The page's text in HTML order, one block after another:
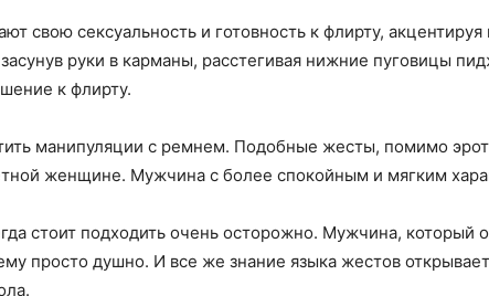
свою сексуальность и готовность к флирту,
руки в карманы, расстегивая нижние пуговицы
к флирту.
манипуляции с ремнем. Подобные жесты, помимо
женщине. Мужчина с более спокойным и мягким
стоит подходить очень осторожно. Мужчина, который
просто душно. И все же знание языка жестов